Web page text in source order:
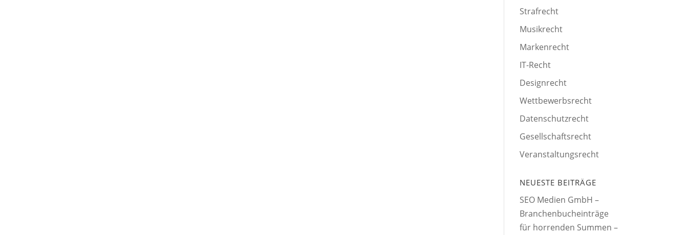
Strafrecht
Musikrecht
Markenrecht
IT-Recht
Designrecht
Wettbewerbsrecht
Datenschutzrecht
Gesellschaftsrecht
Veranstaltungsrecht
NEUESTE BEITRÄGE
SEO Medien GmbH –
Branchenbucheinträge
für horrenden Summen –